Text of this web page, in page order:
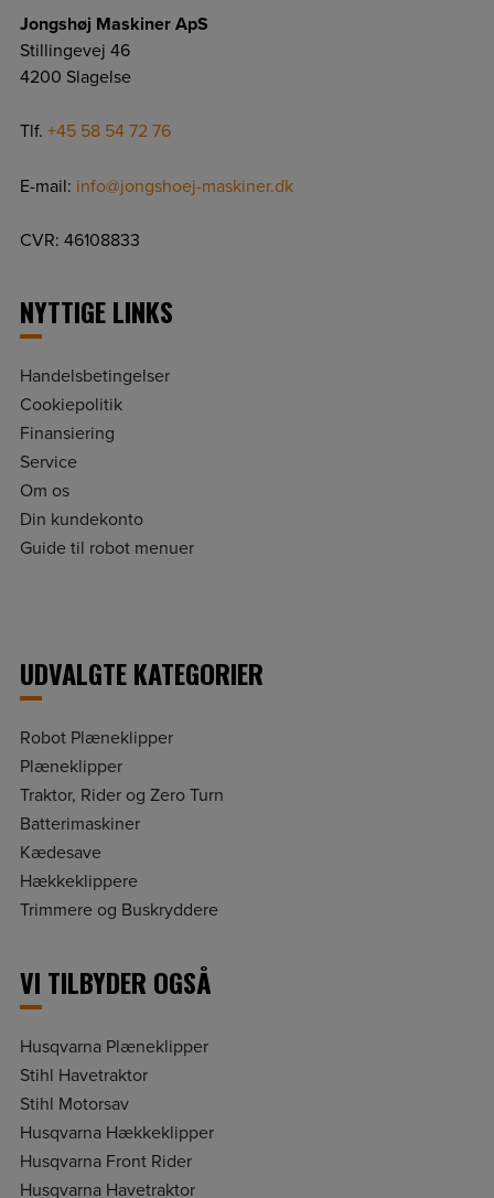
Jongshøj Maskiner ApS
Stillingevej 46
4200 Slagelse
Tlf. +45 58 54 72 76
E-mail: info@jongshoej-maskiner.dk
CVR: 46108833
NYTTIGE LINKS
Handelsbetingelser
Cookiepolitik
Finansiering
Service
Om os
Din kundekonto
Guide til robot menuer
UDVALGTE KATEGORIER
Robot Plæneklipper
Plæneklipper
Traktor, Rider og Zero Turn
Batterimaskiner
Kædesave
Hækkeklippere
Trimmere og Buskryddere
VI TILBYDER OGSÅ
Husqvarna Plæneklipper
Stihl Havetraktor
Stihl Motorsav
Husqvarna Hækkeklipper
Husqvarna Front Rider
Husqvarna Havetraktor